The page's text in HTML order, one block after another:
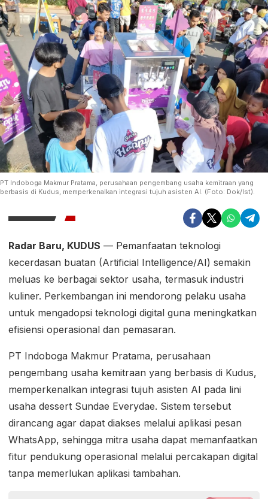
PT Indoboga Makmur Pratama, perusahaan pengembang usaha kemitraan yang
berbasis di Kudus, memperkenalkan integrasi tujuh asisten AI. (Foto: Dok/Ist).
Radar Baru, KUDUS — Pemanfaatan teknologi
kecerdasan buatan (Artificial Intelligence/AI) semakin
meluas ke berbagai sektor usaha, termasuk industri
kuliner. Perkembangan ini mendorong pelaku usaha
untuk mengadopsi teknologi digital guna meningkatkan
efisiensi operasional dan pemasaran.
PT Indoboga Makmur Pratama, perusahaan
pengembang usaha kemitraan yang berbasis di Kudus,
memperkenalkan integrasi tujuh asisten AI pada lini
usaha dessert Sundae Everydae. Sistem tersebut
dirancang agar dapat diakses melalui aplikasi pesan
WhatsApp, sehingga mitra usaha dapat memanfaatkan
fitur pendukung operasional melalui percakapan digital
tanpa memerlukan aplikasi tambahan.